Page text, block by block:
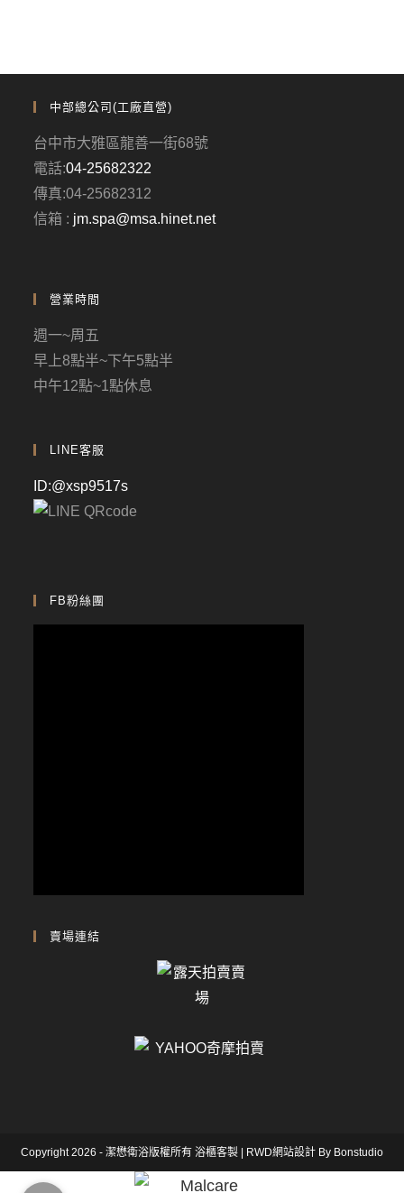
中部總公司(工廠直營)
台中市大雅區龍善一街68號
電話:04-25682322
傳真:04-25682312
信箱 : jm.spa@msa.hinet.net
營業時間
週一~周五
早上8點半~下午5點半
中午12點~1點休息
LINE客服
ID:@xsp9517s
FB粉絲團
賣場連結
Copyright 2026 - 潔懋衛浴版權所有 浴櫃客製 RWD網站設計 By Bonstudio